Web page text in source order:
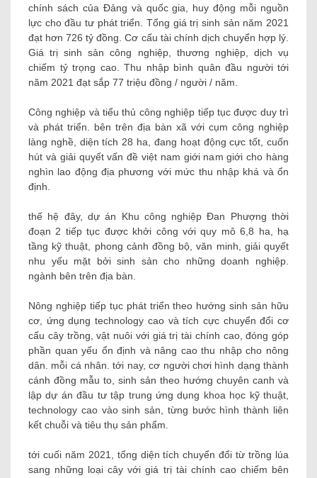
chính sách của Đảng và quốc gia, huy động mỗi nguồn
lực cho đầu tư phát triển. Tổng giá trị sinh sản năm 2021
đạt hơn 726 tỷ đồng. Cơ cấu tài chính dịch chuyển hợp lý.
Giá trị sinh sản công nghiệp, thương nghiệp, dịch vụ
chiếm tỷ trọng cao. Thu nhập bình quân đầu người tới
năm 2021 đạt sắp 77 triệu đồng / người / năm.
Công nghiệp và tiểu thủ công nghiệp tiếp tục được duy trì
và phát triển. bên trên địa bàn xã với cụm công nghiệp
làng nghề, diện tích 28 ha, đang hoạt động cực tốt, cuốn
hút và giải quyết vấn đề việt nam giới nam giới cho hàng
nghìn lao động địa phương với mức thu nhập khá và ổn
định.
thế hệ đây, dự án Khu công nghiệp Đan Phượng thời
đoạn 2 tiếp tục được khởi công với quy mô 6,8 ha, hạ
tầng kỹ thuật, phong cảnh đồng bộ, văn minh, giải quyết
nhu yếu mặt bởi sinh sản cho những doanh nghiệp.
ngành bên trên địa bàn.
Nông nghiệp tiếp tục phát triển theo hướng sinh sản hữu
cơ, ứng dụng technology cao và tích cực chuyển đổi cơ
cấu cây trồng, vật nuôi với giá trị tài chính cao, đóng góp
phần quan yếu ổn định và nâng cao thu nhập cho nông
dân. mỗi cá nhân. tới nay, cơ người chơi hình dạng thành
cánh đồng mẫu to, sinh sản theo hướng chuyên canh và
lập dự án đầu tư tập trung ứng dụng khoa học kỹ thuật,
technology cao vào sinh sản, từng bước hình thành liên
kết chuỗi và tiêu thụ sản phẩm.
tới cuối năm 2021, tổng diện tích chuyển đổi từ trồng lúa
sang những loại cây với giá trị tài chính cao chiếm bên